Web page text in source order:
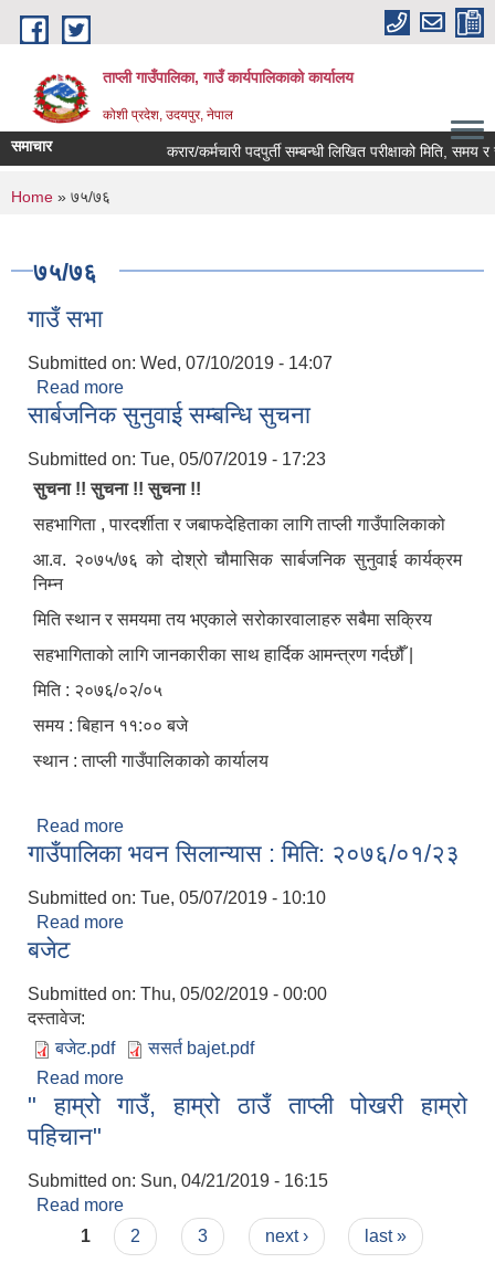
Skip to main content
ताप्ली गाउँपालिका, गाउँ कार्यपालिकाको कार्यालय
कोशी प्रदेश, उदयपुर, नेपाल
समाचार करार/कर्मचारी पदपुर्ती सम्बन्धी लिखित परीक्षाको मिति, समय र
You are here
Home » ७५/७६
७५/७६
गाउँ सभा
Submitted on: Wed, 07/10/2019 - 14:07
Read more
सार्बजनिक सुनुवाई सम्बन्धि सुचना
Submitted on: Tue, 05/07/2019 - 17:23
सुचना !! सुचना !! सुचना !!
सहभागिता , पारदर्शीता र जबाफदेहिताका लागि ताप्ली गाउँपालिकाको
आ.व. २०७५/७६ को दोश्रो चौमासिक सार्बजनिक सुनुवाई कार्यक्रम
निम्न
मिति स्थान र समयमा तय भएकाले सरोकारवालाहरु सबैमा सक्रिय
सहभागिताको लागि जानकारीका साथ हार्दिक आमन्त्रण गर्दछौँ |
मिति : २०७६/०२/०५
समय : बिहान ११:०० बजे
स्थान : ताप्ली गाउँपालिकाको कार्यालय
Read more
गाउँपालिका भवन सिलान्यास : मिति: २०७६/०१/२३
Submitted on: Tue, 05/07/2019 - 10:10
Read more
बजेट
Submitted on: Thu, 05/02/2019 - 00:00
दस्तावेज:
बजेट.pdf
ससर्त bajet.pdf
Read more
" हाम्रो गाउँ, हाम्रो ठाउँ ताप्ली पोखरी हाम्रो
पहिचान"
Submitted on: Sun, 04/21/2019 - 16:15
Read more
पहिचान"
Pages
1 2 3 next › last »